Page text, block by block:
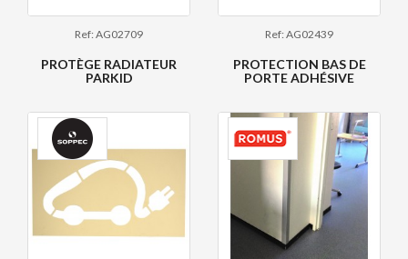
Ref: AG02709
PROTÈGE RADIATEUR
PARKID
Ref: AG02439
PROTECTION BAS DE
PORTE ADHÉSIVE